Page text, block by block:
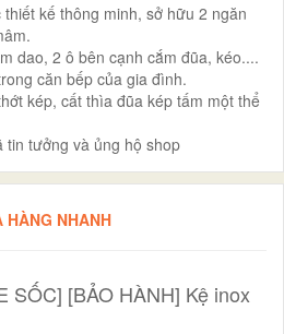
kế thông minh, sở hữu 2 ngăn
dao, 2 ô bên cạnh cắm đũa, kéo....
căn bếp của gia đình.
kép, cất thìa đũa kép tấm một thể
tin tưởng và ủng hộ shop
HÀNG NHANH
SỐC] [BẢO HÀNH] Kệ inox